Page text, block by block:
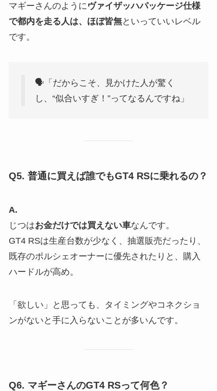
マギーさんのように ヴァイザッハパッケージ仕様
で都内を走る人は、ほぼ皆無といっていいレベル
です。
🗣「だからこそ、見かけた人が驚く
し、“似合いすぎ！”ってなるんですね」
Q5. 普通に買えば誰でもGT4 RSに乗れるの？
A.
じつはお金だけでは買えない車なんです。
GT4 RSは生産台数が少なく、抽選販売だったり、
既存のポルシェオーナーに優先されたりと、購入
ハードルが高め。
「欲しい」と思っても、タイミングやコネクショ
ンがないと手に入らないことが多いんです。
Q6. マギーさんのGT4 RSって何色？